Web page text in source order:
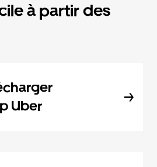
à partir des
Uber